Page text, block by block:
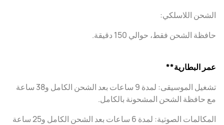
الشحن اللاسلكي:
حافظة الشحن فقط، حوالي 150 دقيقة.
عمر البطارية**
تشغيل الموسيقى: لمدة 9 ساعات بعد الشحن الكامل و38 ساعة
مع حافظة الشحن المشحونة بالكامل.
المكالمات الصوتية: لمدة 6 ساعات بعد الشحن الكامل و25 ساعة